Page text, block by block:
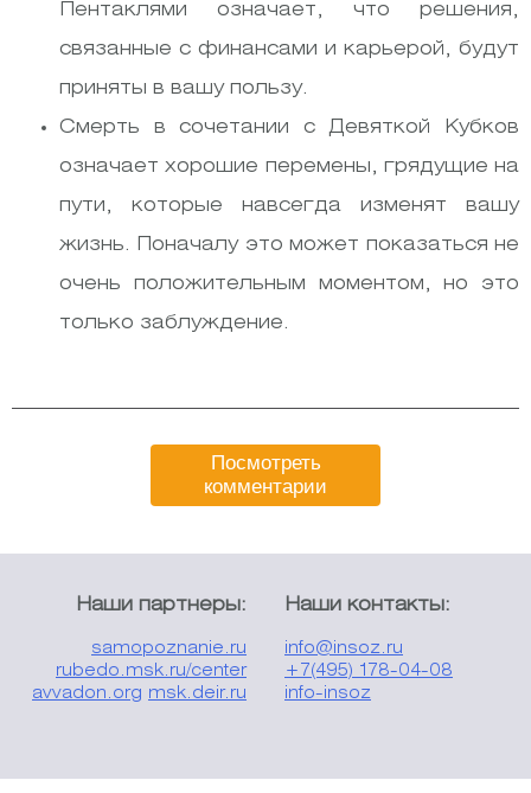
Пентаклями означает, что решения,
связанные с финансами и карьерой, будут
приняты в вашу пользу.
Смерть в сочетании с Девяткой Кубков
означает хорошие перемены, грядущие на
пути, которые навсегда изменят вашу
жизнь. Поначалу это может показаться не
очень положительным моментом, но это
только заблуждение.
Посмотреть
комментарии
Наши партнеры:
samopoznanie.ru
rubedo.msk.ru/center
avvadon.org
msk.deir.ru
Наши контакты:
info@insoz.ru
+7(495) 178-04-08
info-insoz